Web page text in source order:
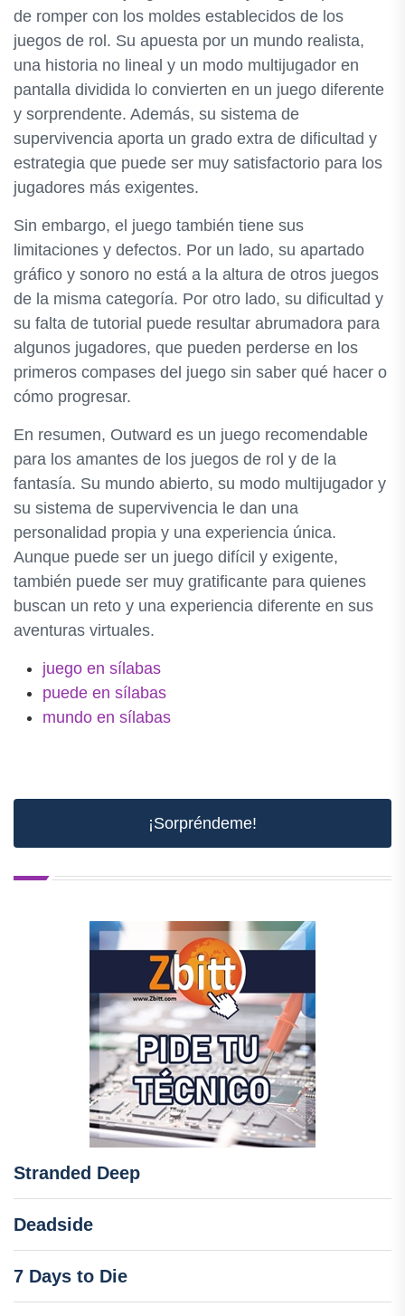
de romper con los moldes establecidos de los
juegos de rol. Su apuesta por un mundo realista,
una historia no lineal y un modo multijugador en
pantalla dividida lo convierten en un juego diferente
y sorprendente. Además, su sistema de
supervivencia aporta un grado extra de dificultad y
estrategia que puede ser muy satisfactorio para los
jugadores más exigentes.
Sin embargo, el juego también tiene sus
limitaciones y defectos. Por un lado, su apartado
gráfico y sonoro no está a la altura de otros juegos
de la misma categoría. Por otro lado, su dificultad y
su falta de tutorial puede resultar abrumadora para
algunos jugadores, que pueden perderse en los
primeros compases del juego sin saber qué hacer o
cómo progresar.
En resumen, Outward es un juego recomendable
para los amantes de los juegos de rol y de la
fantasía. Su mundo abierto, su modo multijugador y
su sistema de supervivencia le dan una
personalidad propia y una experiencia única.
Aunque puede ser un juego difícil y exigente,
también puede ser muy gratificante para quienes
buscan un reto y una experiencia diferente en sus
aventuras virtuales.
juego en sílabas
puede en sílabas
mundo en sílabas
¡Sorpréndeme!
Stranded Deep
Deadside
7 Days to Die